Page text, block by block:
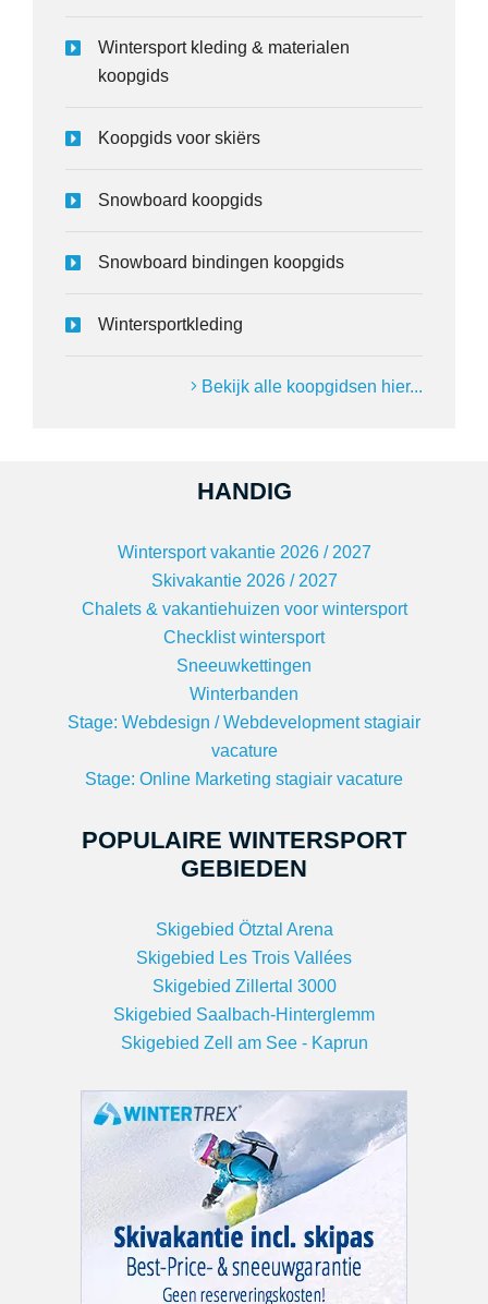
Wintersport kleding & materialen
koopgids
Koopgids voor skiërs
Snowboard koopgids
Snowboard bindingen koopgids
Wintersportkleding
Bekijk alle koopgidsen hier...
HANDIG
Wintersport vakantie 2026 / 2027
Skivakantie 2026 / 2027
Chalets & vakantiehuizen voor wintersport
Checklist wintersport
Sneeuwkettingen
Winterbanden
Stage: Webdesign / Webdevelopment stagiair
vacature
Stage: Online Marketing stagiair vacature
POPULAIRE WINTERSPORT
GEBIEDEN
Skigebied Ötztal Arena
Skigebied Les Trois Vallées
Skigebied Zillertal 3000
Skigebied Saalbach-Hinterglemm
Skigebied Zell am See - Kaprun